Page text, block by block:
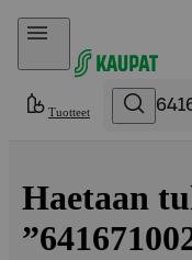
Hyppää sisältöön
Tuotteet
Haetaan